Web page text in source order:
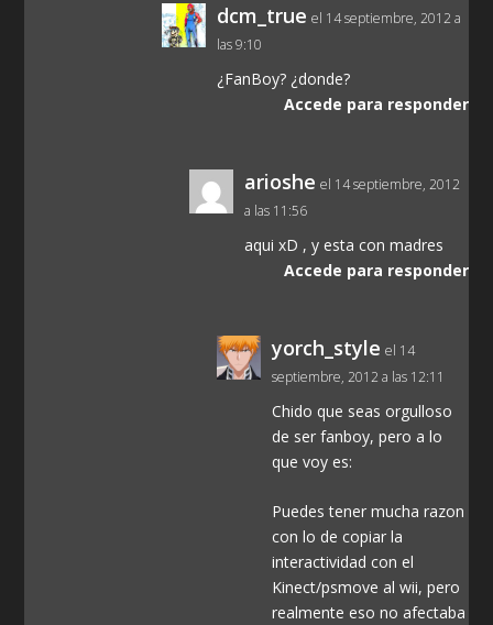
dcm_true el 14 septiembre, 2012 a
las 9:10
¿FanBoy? ¿donde?
Accede para responder
arioshe el 14 septiembre, 2012
a las 11:56
aqui xD , y esta con madres
Accede para responder
yorch_style el 14
septiembre, 2012 a las 12:11
Chido que seas orgulloso
de ser fanboy, pero a lo
que voy es:
Puedes tener mucha razon
con lo de copiar la
interactividad con el
Kinect/psmove al wii, pero
realmente eso no afectaba